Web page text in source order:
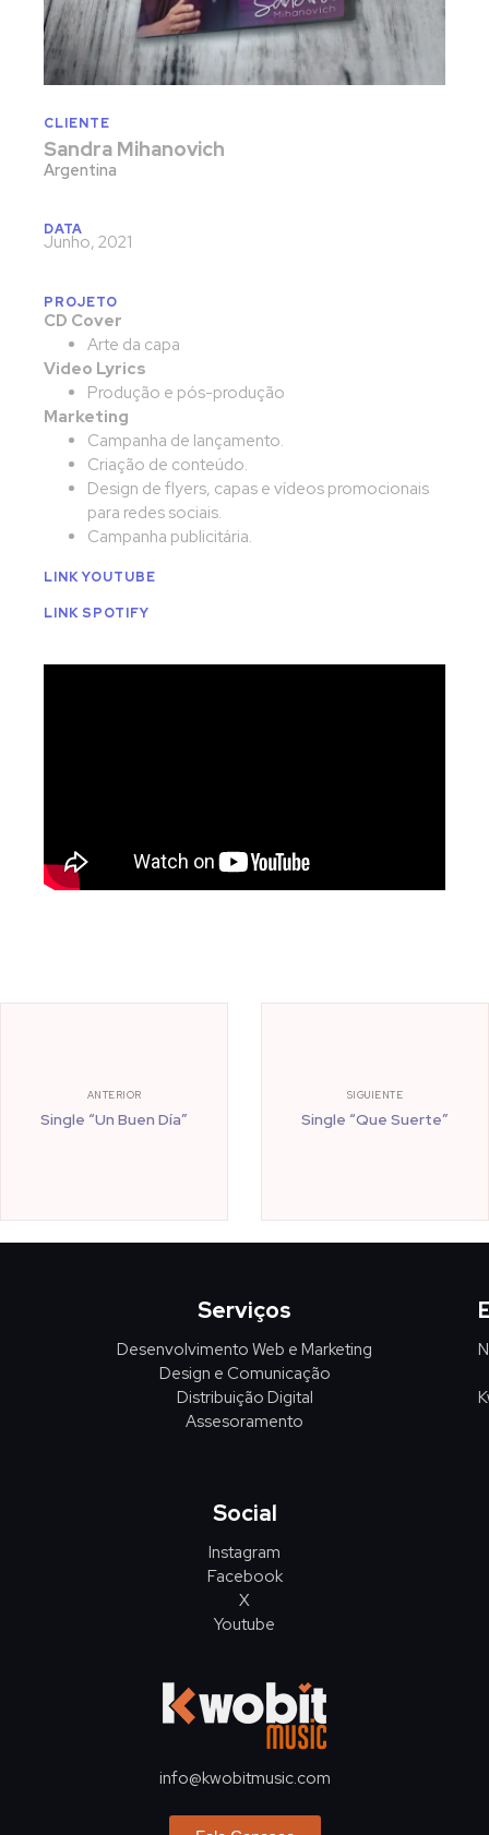
CLIENTE
Sandra Mihanovich
Argentina
DATA
Junho, 2021
PROJETO
CD Cover
Arte da capa
Video Lyrics
Produção e pós-produção
Marketing
Campanha de lançamento.
Criação de conteúdo.
Design de flyers, capas e vídeos promocionais
para redes sociais.
Campanha publicitária.
LINK YOUTUBE
LINK SPOTIFY
ANTERIOR
Single “Un Buen Día”
SIGUIENTE
Single “Que Suerte”
Serviços
Desenvolvimento Web e Marketing
Design e Comunicação
Distribuição Digital
Assesoramento
Social
Instagram
Facebook
X
Youtube
info@kwobitmusic.com